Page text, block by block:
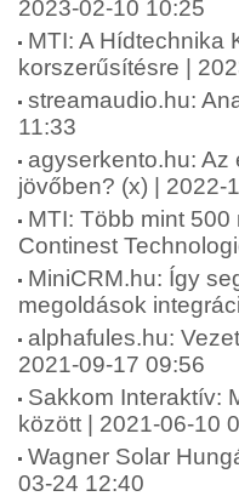
2023-02-10 10:25
MTI: A Hídtechnika
korszerűsítésre |
streamaudio.hu:
11:33
agyserkento.hu: Az
jövőben? (x) | 2022-
MTI: Több mint
Continest
MiniCRM.hu: Így
megoldások
alphafules.hu:
2021-09-17 09:56
Sakkom Interaktív:
között | 2021-06-10
Wagner Solar
03-24 12:40